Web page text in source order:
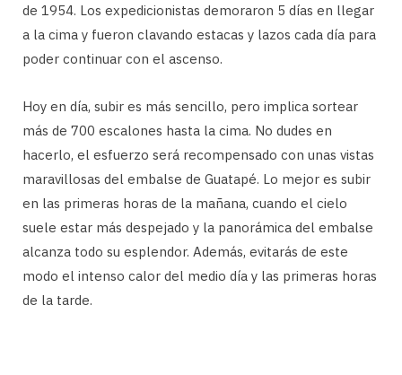
de 1954. Los expedicionistas demoraron 5 días en llegar
a la cima y fueron clavando estacas y lazos cada día para
poder continuar con el ascenso.
Hoy en día, subir es más sencillo, pero implica sortear
más de 700 escalones hasta la cima. No dudes en
hacerlo, el esfuerzo será recompensado con unas vistas
maravillosas del embalse de Guatapé. Lo mejor es subir
en las primeras horas de la mañana, cuando el cielo
suele estar más despejado y la panorámica del embalse
alcanza todo su esplendor. Además, evitarás de este
modo el intenso calor del medio día y las primeras horas
de la tarde.